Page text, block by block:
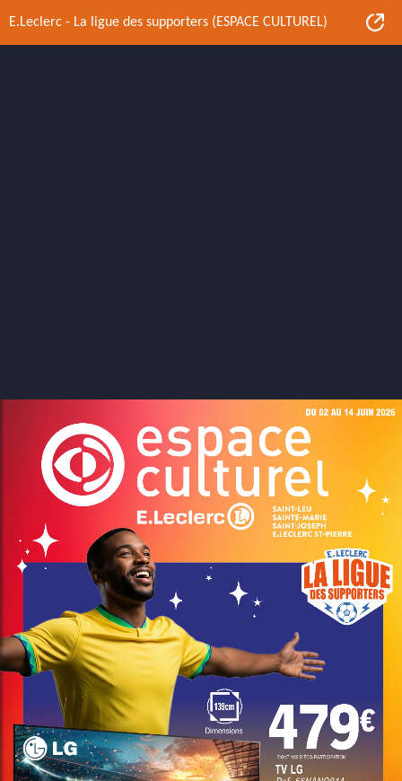
E.Leclerc - La ligue des supporters (ESPACE CULTUREL)